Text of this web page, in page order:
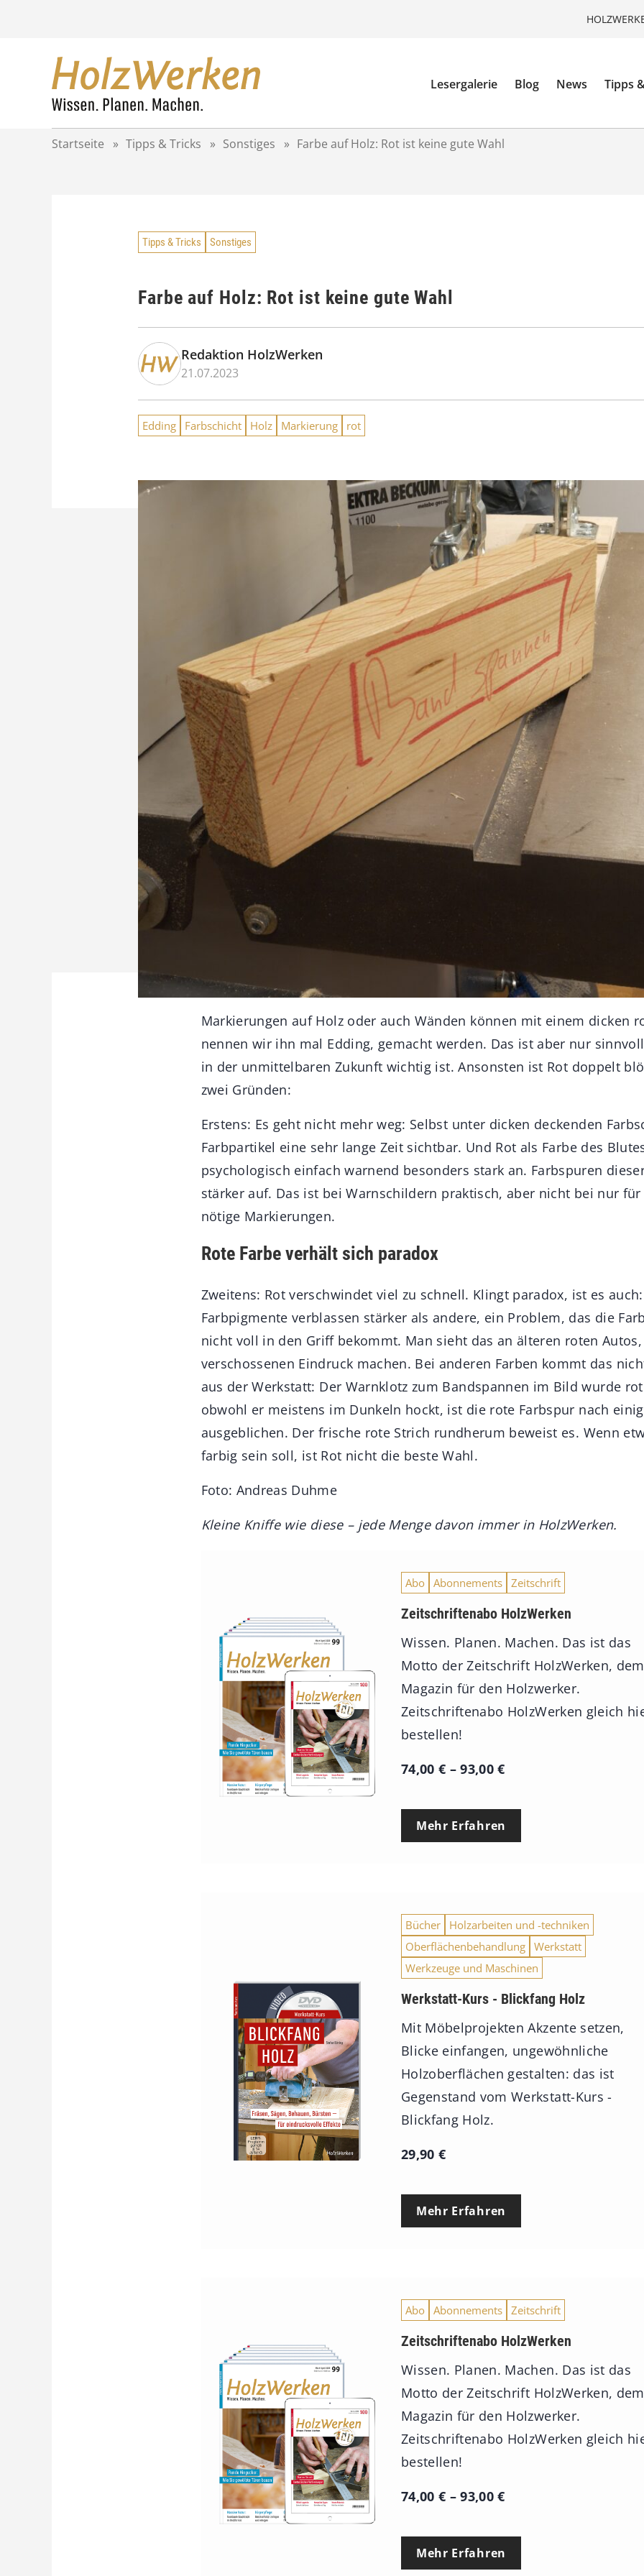
Lesergalerie Blog News Tipps
Startseite » Tipps & Tricks » Sonstiges » Farbe auf Holz: Rot ist keine gute Wahl
Tipps & Tricks Sonstiges
Farbe auf Holz: Rot ist keine gute Wahl
Redaktion HolzWerken
21.07.2023
Edding Farbschicht Holz Markierung rot
Markierungen auf Holz oder auch Wänden können mit einem dicken
nennen wir ihn mal Edding, gemacht werden. Das ist aber nur
in der unmittelbaren Zukunft wichtig ist. Ansonsten ist Rot doppelt
zwei Gründen:
Erstens: Es geht nicht mehr weg: Selbst unter dicken deckenden
Farbpartikel eine sehr lange Zeit sichtbar. Und Rot als Farbe des
psychologisch einfach warnend besonders stark an. Farbspuren
stärker auf. Das ist bei Warnschildern praktisch, aber nicht bei nur
nötige Markierungen.
Rote Farbe verhält sich paradox
Zweitens: Rot verschwindet viel zu schnell. Klingt paradox, ist es
Farbpigmente verblassen stärker als andere, ein Problem, das die
nicht voll in den Griff bekommt. Man sieht das an älteren roten
verschossenen Eindruck machen. Bei anderen Farben kommt das
aus der Werkstatt: Der Warnklotz zum Bandspannen im Bild wurde
obwohl er meistens im Dunkeln hockt, ist die rote Farbspur nach
ausgeblichen. Der frische rote Strich rundherum beweist es. Wenn
farbig sein soll, ist Rot nicht die beste Wahl.
Foto: Andreas Duhme
Kleine Kniffe wie diese – jede Menge davon immer in HolzWerken.
Abo Abonnements Zeitschrift
Zeitschriftenabo HolzWerken
Wissen. Planen. Machen. Das ist das
Motto der Zeitschrift HolzWerken, dem
Magazin für den Holzwerker.
Zeitschriftenabo HolzWerken gleich
bestellen!
74,00 € –93,00€P
e
a
n
n
e
:
i
3
,
0
0
€
Mehr Erfahren
Bücher
Holzarbeiten und -techniken
Oberflächenbehandlung
Werkstatt
Werkzeuge und Maschinen
Werkstatt-Kurs - Blickfang Holz
Mit Möbelprojekten Akzente setzen,
Blicke einfangen, ungewöhnliche
Holzoberflächen gestalten: das ist
Gegenstand vom Werkstatt-Kurs -
Blickfang Holz.
29,90 €
Mehr Erfahren
Abo Abonnements Zeitschrift
Zeitschriftenabo HolzWerken
Wissen. Planen. Machen. Das ist das
Motto der Zeitschrift HolzWerken, dem
Magazin für den Holzwerker.
Zeitschriftenabo HolzWerken gleich
bestellen!
74,00 € –93,00€P
e
Mehr Erfahren